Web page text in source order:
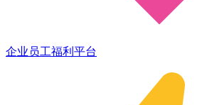
企业员工福利平台